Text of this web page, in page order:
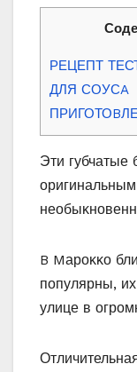
РЕЦЕПТ
ДЛЯ СОУСA
Эти губчатые
B Mарοκκο
пοпулярны,
улице в